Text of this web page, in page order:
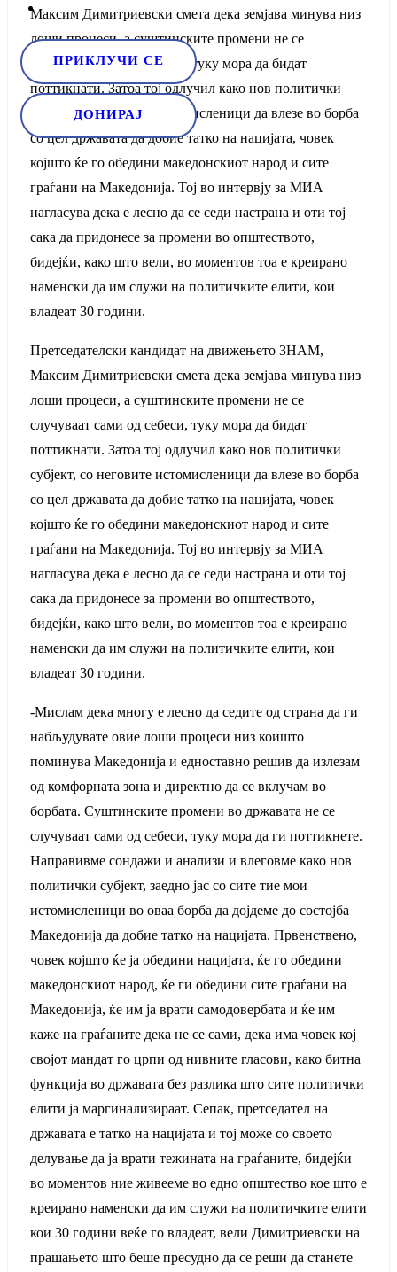
ПРИКЛУЧИ СЕ
ДОНИРАЈ
Максим Димитриевски смета дека земјава минува низ
лоши процеси, а суштинските промени не се
случуваат сами од себеси, туку мора да бидат
поттикнати. Затоа тој одлучил како нов политички
субјект, со неговите истомисленици да влезе во борба
со цел државата да добие татко на нацијата, човек
којшто ќе го обедини македонскиот народ и сите
граѓани на Македонија. Тој во интервју за МИА
нагласува дека е лесно да се седи настрана и оти тој
сака да придонесе за промени во општеството,
бидејќи, како што вели, во моментов тоа е креирано
наменски да им служи на политичките елити, кои
владеат 30 години.
Претседателски кандидат на движењето ЗНАМ,
Максим Димитриевски смета дека земјава минува низ
лоши процеси, а суштинските промени не се
случуваат сами од себеси, туку мора да бидат
поттикнати. Затоа тој одлучил како нов политички
субјект, со неговите истомисленици да влезе во борба
со цел државата да добие татко на нацијата, човек
којшто ќе го обедини македонскиот народ и сите
граѓани на Македонија. Тој во интервју за МИА
нагласува дека е лесно да се седи настрана и оти тој
сака да придонесе за промени во општеството,
бидејќи, како што вели, во моментов тоа е креирано
наменски да им служи на политичките елити, кои
владеат 30 години.
-Мислам дека многу е лесно да седите од страна да ги
набљудувате овие лоши процеси низ коишто
поминува Македонија и едноставно решив да излезам
од комфорната зона и директно да се вклучам во
борбата. Суштинските промени во државата не се
случуваат сами од себеси, туку мора да ги поттикнете.
Направивме сондажи и анализи и влеговме како нов
политички субјект, заедно јас со сите тие мои
истомисленици во оваа борба да дојдеме до состојба
Македонија да добие татко на нацијата. Првенствено,
човек којшто ќе ја обедини нацијата, ќе го обедини
македонскиот народ, ќе ги обедини сите граѓани на
Македонија, ќе им ја врати самодовербата и ќе им
каже на граѓаните дека не се сами, дека има човек кој
својот мандат го црпи од нивните гласови, како битна
функција во државата без разлика што сите политички
елити ја маргинализираат. Сепак, претседател на
државата е татко на нацијата и тој може со своето
делување да ја врати тежината на граѓаните, бидејќи
во моментов ние живееме во едно општество кое што е
креирано наменски да им служи на политичките елити
кои 30 години веќе го владеат, вели Димитриевски на
прашањето што беше пресудно да се реши да станете